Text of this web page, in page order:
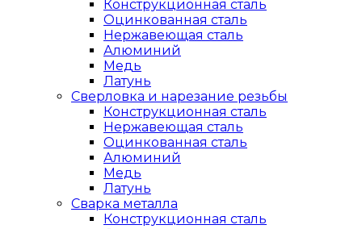
Конструкционная сталь
Оцинкованная сталь
Нержавеющая сталь
Алюминий
Медь
Латунь
Сверловка и нарезание резьбы
Конструкционная сталь
Нержавеющая сталь
Оцинкованная сталь
Алюминий
Медь
Латунь
Сварка металла
Конструкционная сталь